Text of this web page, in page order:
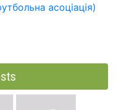
асоціація)